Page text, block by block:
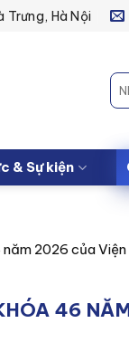
Trưng, Hà Nội
& Sự kiện
2026 của
46